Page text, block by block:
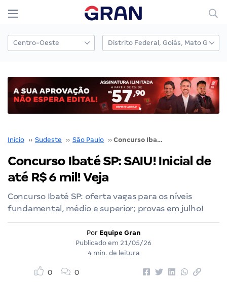
Início ›› Sudeste ›› São Paulo ›› Concurso Ibaté SP: SAIU! Inicial de até R$ 6 mil! Veja
Concurso Ibaté SP: SAIU! Inicial de
até R$ 6 mil! Veja
Concurso Ibaté SP: oferta vagas para os níveis
fundamental, médio e superior; provas em julho!
Por Equipe Gran
Publicado em 21/05/26
4 min. de leitura
0 0